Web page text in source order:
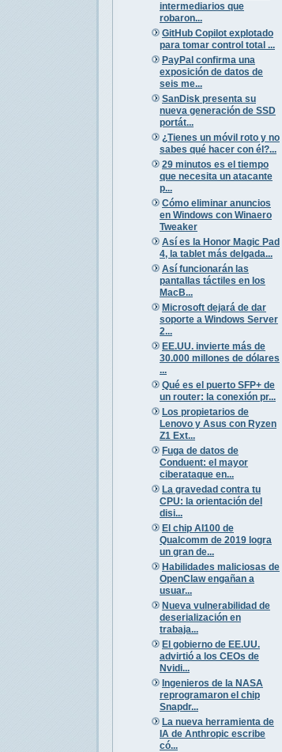
intermediarios que
robaron...
GitHub Copilot explotado
para tomar control total ...
PayPal confirma una
exposición de datos de
seis me...
SanDisk presenta su
nueva generación de SSD
portát...
¿Tienes un móvil roto y no
sabes qué hacer con él?...
29 minutos es el tiempo
que necesita un atacante
p...
Cómo eliminar anuncios
en Windows con Winaero
Tweaker
Así es la Honor Magic Pad
4, la tablet más delgada...
Así funcionarán las
pantallas táctiles en los
MacB...
Microsoft dejará de dar
soporte a Windows Server
2...
EE.UU. invierte más de
30.000 millones de dólares
...
Qué es el puerto SFP+ de
un router: la conexión pr...
Los propietarios de
Lenovo y Asus con Ryzen
Z1 Ext...
Fuga de datos de
Conduent: el mayor
ciberataque en...
La gravedad contra tu
CPU: la orientación del
disi...
El chip AI100 de
Qualcomm de 2019 logra
un gran de...
Habilidades maliciosas de
OpenClaw engañan a
usuar...
Nueva vulnerabilidad de
deserialización en
trabaja...
El gobierno de EE.UU.
advirtió a los CEOs de
Nvidi...
Ingenieros de la NASA
reprogramaron el chip
Snapdr...
La nueva herramienta de
IA de Anthropic escribe
có...